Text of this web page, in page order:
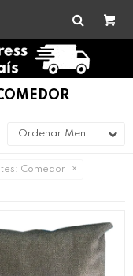
Menor precio
Comedor